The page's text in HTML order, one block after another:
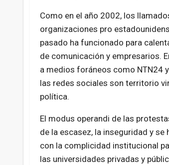
Como en el año 2002, los
organizaciones pro
pasado ha funcionado para
de comunicación y empresarios.
a medios foráneos como NTN24
las redes sociales son territorio
política.
El modus operandi de las
de la escasez, la inseguridad y
con la complicidad institucional
las universidades privadas y